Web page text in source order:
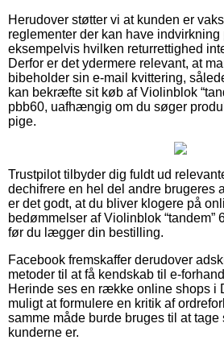
Herudover støtter vi at kunden er
reglementer der kan have indvirkning
eksempelvis hvilken returrettighed
Derfor er det ydermere relevant, at
bibeholder sin e-mail kvittering,
kan bekræfte sit køb af Violinblok
pbb60, uafhængig om du søger
pige.
Trustpilot tilbyder dig fuldt ud
dechifrere en hel del andre brugeres
er det godt, at du bliver klogere på
bedømmelser af Violinblok “tandem”
før du lægger din bestilling.
Facebook fremskaffer derudover
metoder til at få kendskab til e-
Herinde ses en række online shops i
muligt at formulere en kritik af
samme måde burde bruges til at
kunderne er.